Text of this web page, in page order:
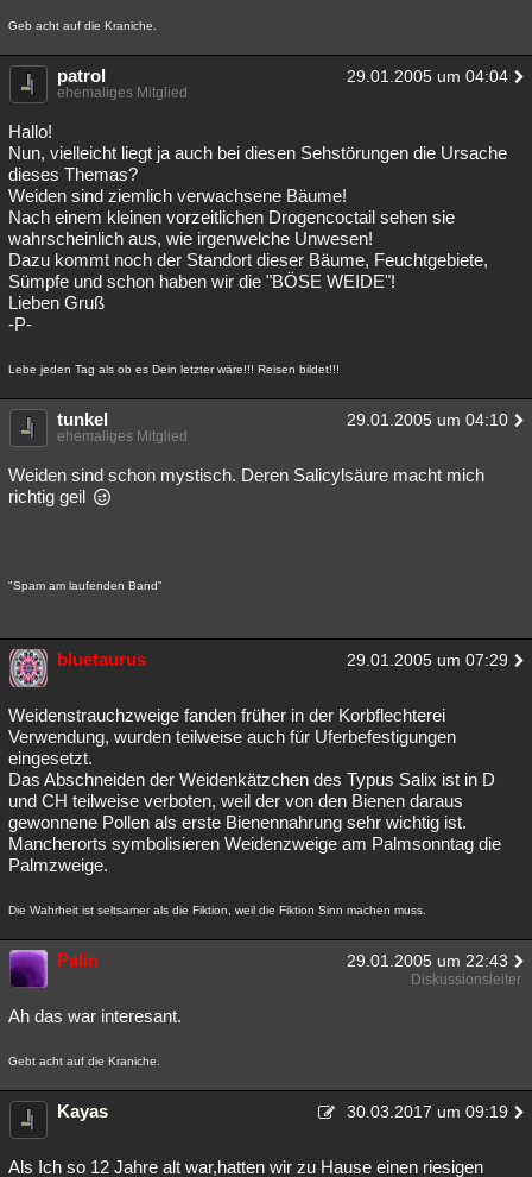
Geb acht auf die Kraniche.
patrol 29.01.2005 um 04:04
ehemaliges Mitglied
Hallo!
Nun, vielleicht liegt ja auch bei diesen Sehstörungen die Ursache
dieses Themas?
Weiden sind ziemlich verwachsene Bäume!
Nach einem kleinen vorzeitlichen Drogencoctail sehen sie
wahrscheinlich aus, wie irgenwelche Unwesen!
Dazu kommt noch der Standort dieser Bäume, Feuchtgebiete,
Sümpfe und schon haben wir die "BÖSE WEIDE"!
Lieben Gruß
-P-
Lebe jeden Tag als ob es Dein letzter wäre!!! Reisen bildet!!!
tunkel 29.01.2005 um 04:10
ehemaliges Mitglied
Weiden sind schon mystisch. Deren Salicylsäure macht mich
richtig geil
"Spam am laufenden Band"
bluetaurus 29.01.2005 um 07:29
Weidenstrauchzweige fanden früher in der Korbflechterei
Verwendung, wurden teilweise auch für Uferbefestigungen
eingesetzt.
Das Abschneiden der Weidenkätzchen des Typus Salix ist in D
und CH teilweise verboten, weil der von den Bienen daraus
gewonnene Pollen als erste Bienennahrung sehr wichtig ist.
Mancherorts symbolisieren Weidenzweige am Palmsonntag die
Palmzweige.
Die Wahrheit ist seltsamer als die Fiktion, weil die Fiktion Sinn machen muss.
Palin 29.01.2005 um 22:43
Diskussionsleiter
Ah das war interesant.
Gebt acht auf die Kraniche.
Kayas 30.03.2017 um 09:19
Als Ich so 12 Jahre alt war,hatten wir zu Hause einen riesigen